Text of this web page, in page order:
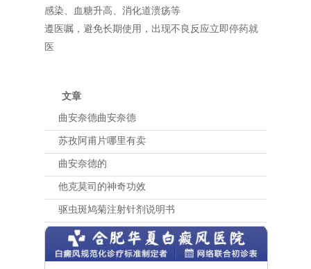
感染、血糖升高、消化道溃疡等
遵医嘱，避免长期使用，出现不良反应立即停药就
医
文章
曲安奈德曲安奈德
苏孜阿甫片哪里有卖
曲安奈德的
他克莫司的神奇功效
驱虫斑鸠菊注射针剂说明书